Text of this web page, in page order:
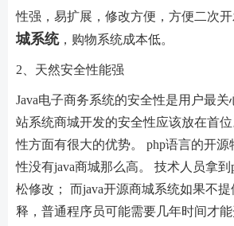
性强，易扩展，修改方便，方便二次
城系统 ，购物系统成本低。
2、天然安全性能强
Java电子商务系统的安全性是用户最关
站系统商城开发的安全性应该放在首位
性方面有很大的优势。 php语言的开源
性没有java商城那么高。 技术人员拿
松修改； 而java开源商城系统如果不
释，普通程序员可能需要几年时间才